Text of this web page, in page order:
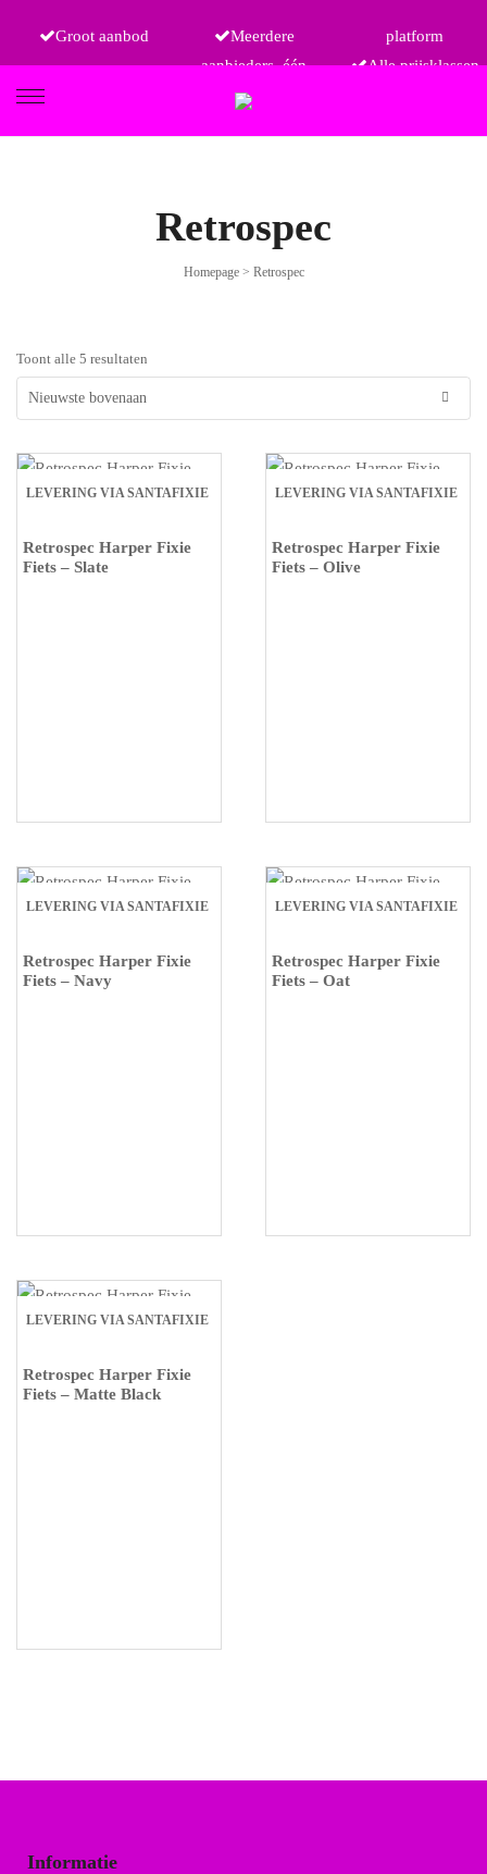
Groot aanbod
Meerdere
aanbieders, één
platform
Alle prijsklassen
Retrospec
Homepage > Retrospec
Toont alle 5 resultaten
LEVERING VIA SANTAFIXIE
Retrospec Harper Fixie
Fiets – Slate
LEVERING VIA SANTAFIXIE
Retrospec Harper Fixie
Fiets – Olive
LEVERING VIA SANTAFIXIE
Retrospec Harper Fixie
Fiets – Navy
LEVERING VIA SANTAFIXIE
Retrospec Harper Fixie
Fiets – Oat
LEVERING VIA SANTAFIXIE
Retrospec Harper Fixie
Fiets – Matte Black
Informatie